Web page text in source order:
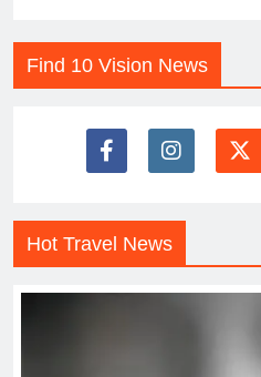
Find 10 Vision News
Hot Travel News